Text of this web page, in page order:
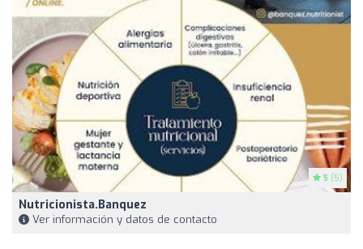
5 (5)
Nutricionista.banquez
Ver información y datos de contacto